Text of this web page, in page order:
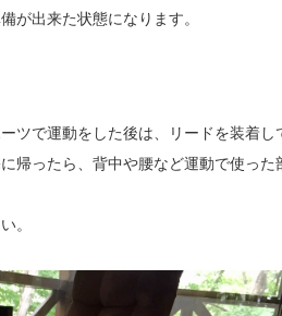
が出来た状態になります。
ツで運動をした後は、リードを装着し
帰ったら、背中や腰など運動で使った
。